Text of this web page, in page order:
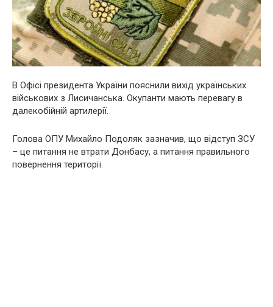
В Офісі президента України пояснили вихід українських
військових з Лисичанська. Окупанти мають перевагу в
далекобійній артилерії.
Голова ОПУ Михайло Подоляк зазначив, що відступ ЗСУ
– це питання не втрати Донбасу, а питання правильного
повернення території.